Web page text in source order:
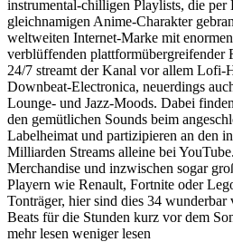
instrumental-chilligen Playlists, die
gleichnamigen Anime-Charakter
weltweiten Internet-Marke mit
verblüffenden plattformübergreifender
24/7 streamt der Kanal vor allem Lofi-
Downbeat-Electronica, neuerdings
Lounge- und Jazz-Moods. Dabei
den gemütlichen Sounds beim
Labelheimat und partizipieren an den
Milliarden Streams alleine bei
Merchandise und inzwischen sogar
Playern wie Renault, Fortnite oder
Tonträger, hier sind dies 34 wunderbar
Beats für die Stunden kurz vor dem
mehr lesen weniger lesen